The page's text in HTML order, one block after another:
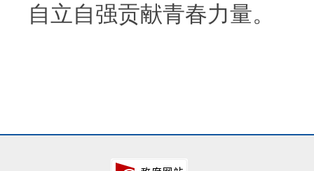
自立自强贡献青春力量。